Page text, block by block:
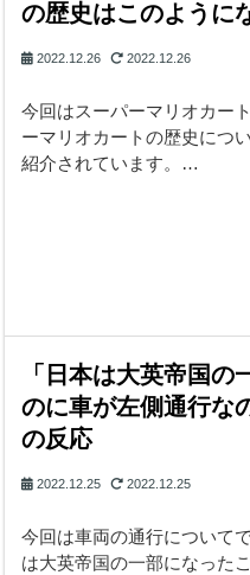
の歴史はこのように
2022.12.26 2022.12.26
今回はスーパーマリオカー
ーマリオカートの歴史につ
紹介されています。…
「日本は大英帝国
のに車が左側通行な
の反応
2022.12.25 2022.12.25
今回は車両の通行について
は大英帝国の一部になった